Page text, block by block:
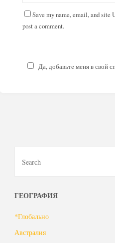
Save my name, email, and
post a comment.
Да, добавьте меня в свой
ГЕОГРАФИЯ
*Глобально
Австралия